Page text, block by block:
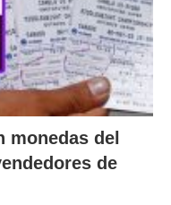
monedas del
de